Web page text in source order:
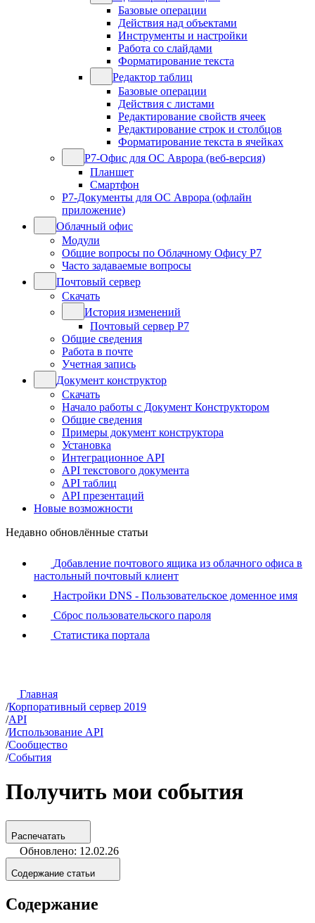
Базовые операции
Действия над объектами
Инструменты и настройки
Работа со слайдами
Форматирование текста
Редактор таблиц
Базовые операции
Действия с листами
Редактирование свойств ячеек
Редактирование строк и столбцов
Форматирование текста в ячейках
Р7-Офис для ОС Аврора (веб-версия)
Планшет
Смартфон
Р7-Документы для ОС Аврора (офлайн
приложение)
Облачный офис
Модули
Общие вопросы по Облачному Офису Р7
Часто задаваемые вопросы
Почтовый сервер
Скачать
История изменений
Почтовый сервер Р7
Общие сведения
Работа в почте
Учетная запись
Документ конструктор
Скачать
Начало работы с Документ Конструктором
Общие сведения
Примеры документ конструктора
Установка
Интеграционное API
API текстового документа
API таблиц
API презентаций
Новые возможности
Недавно обновлённые статьи
Добавление почтового ящика из облачного офиса в
настольный почтовый клиент
Настройки DNS - Пользовательское доменное имя
Сброс пользовательского пароля
Статистика портала
Главная
/Корпоративный сервер 2019
/API
/Использование API
/Сообщество
/События
Получить мои события
Распечатать
Обновлено: 12.02.26
Содержание статьи
Содержание